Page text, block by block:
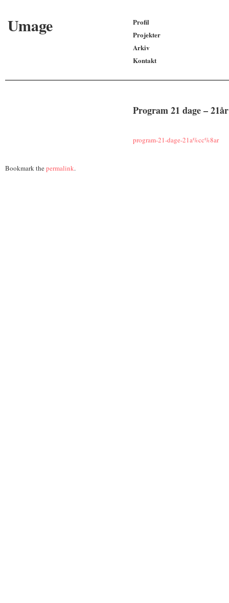
Umage
Profil
Projekter
Arkiv
Kontakt
Program 21 dage – 21år
program-21-dage-21a%cc%8ar
Bookmark thepermalink.